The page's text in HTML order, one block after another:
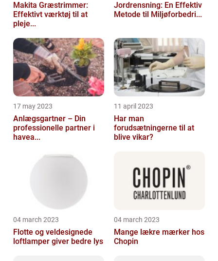
Makita Græstrimmer:
Effektivt værktøj til at
pleje...
Jordrensning: En Effektiv
Metode til Miljøforbedri...
17 may 2023
Anlægsgartner – Din
professionelle partner i
havea...
11 april 2023
Har man
forudsætningerne til at
blive vikar?
04 march 2023
Flotte og veldesignede
loftlamper giver bedre lys
04 march 2023
Mange lækre mærker hos
Chopin